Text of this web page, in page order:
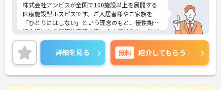
株式会社アンビスが全国で100施設以上を展開する
医療施設型ホスピスです。ご入居者様やご家族を
「ひとりにはしない」という理念のもと、慢性期や
終末期にあり医療依存度の高い方を受け入れ、地域
医療を支える社会的意義の高い事業を推進していま
す。現場には看護師が24時間常駐しています。急変
時の対応や医療行為は看護師が担当するため、初任
者研修や実務者研修の方も食事介助や入浴介助など
の生活を支えるケアに専念できる環境です。多職種
で情報を共有し、一人で判断を抱え込まないチーム
詳細を見る 無料 紹介してもらう